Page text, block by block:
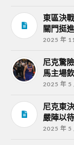
東區決
關門挺
2025 年
尼克驚
馬主場
2025 年 5
尼克東
嚴陣以
2025 年 5